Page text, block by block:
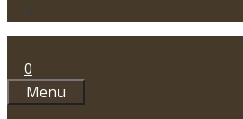
0
Menu